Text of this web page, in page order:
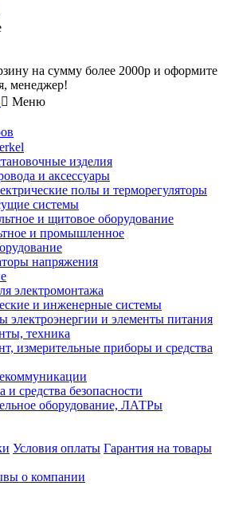
на сумму более 2000р и оформите
менеджер!
Меню
изделия
и аксессуары
полы и терморегуляторы
системы
и щитовое оборудование
и промышленное
напряжения
электромонтажа
и инженерные системы
электроэнергии и элементы питания
техника
измерительные приборы и средства
и средства безопасности
оборудование, ЛАТРы
Условия оплаты Гарантия на товары
о компании